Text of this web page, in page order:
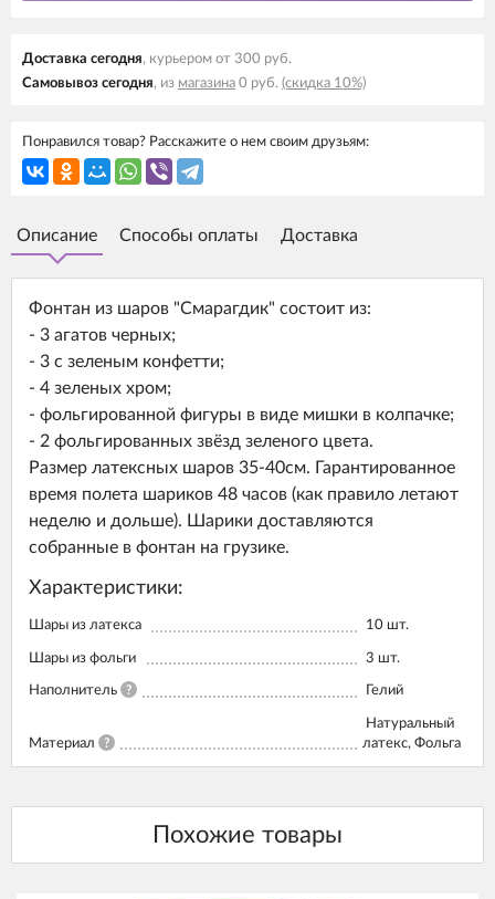
Доставка cегодня, курьером от 300 руб.
Самовывоз cегодня, из магазина 0 руб. (скидка 10%)
Понравился товар? Расскажите о нем своим друзьям:
Описание Способы оплаты Доставка
Фонтан из шаров "Смарагдик" состоит из:
- 3 агатов черных;
- 3 с зеленым конфетти;
- 4 зеленых хром;
- фольгированной фигуры в виде мишки в колпачке;
- 2 фольгированных звёзд зеленого цвета.
Размер латексных шаров 35-40см. Гарантированное
время полета шариков 48 часов (как правило летают
неделю и дольше). Шарики доставляются
собранные в фонтан на грузике.
Характеристики:
Шары из латекса 10 шт.
Шары из фольги 3 шт.
Наполнитель ? Гелий
Материал ?
Натуральный
латекс, Фольга